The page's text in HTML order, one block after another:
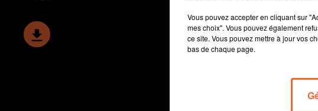
Vous pouvez accepter en cliquant sur
mes choix". Vous pouvez également
ce site. Vous pouvez mettre à jour vos
bas de chaque page.